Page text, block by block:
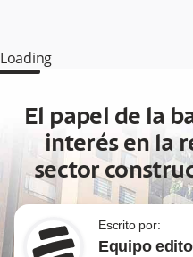
Loading
El papel de la
interés en la
sector
Escrito por:
Equipo